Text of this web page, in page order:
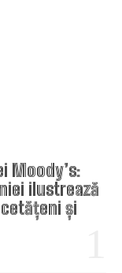
Moody’s:
ilustrează
și